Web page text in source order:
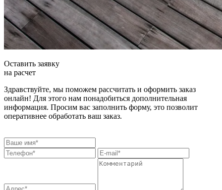
Оставить заявку
на расчет
Здравствуйте, мы поможем рассчитать и оформить заказ
онлайн! Для этого нам понадобиться дополнительная
информация. Просим вас заполнить форму, это позволит
оперативнее обработать ваш заказ.